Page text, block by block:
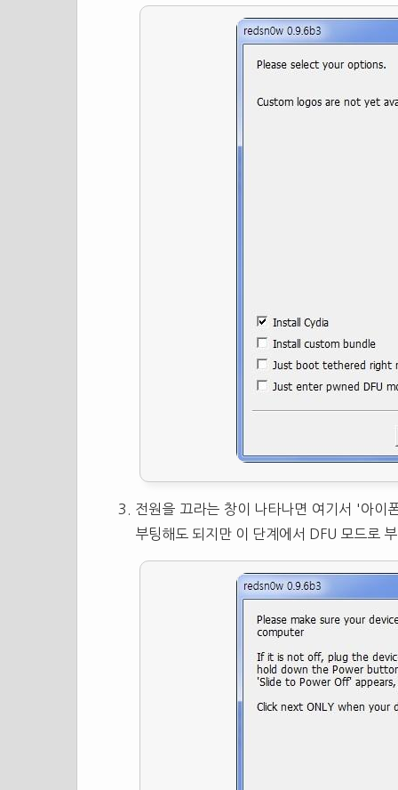
전원을 끄라는 창이 나타나면 여기서 '아이
부팅해도 되지만 이 단계에서 DFU 모드로